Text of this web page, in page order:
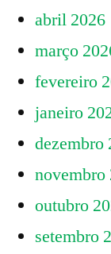
abril 2026
março
fevereiro
janeiro
dezembro
novembro
outubro
setembro